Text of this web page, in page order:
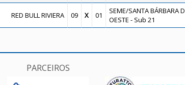
RED BULL RIVIERA 09 X 01
SEME/SANTA BÁRBARA D
OESTE - Sub 21
PARCEIROS